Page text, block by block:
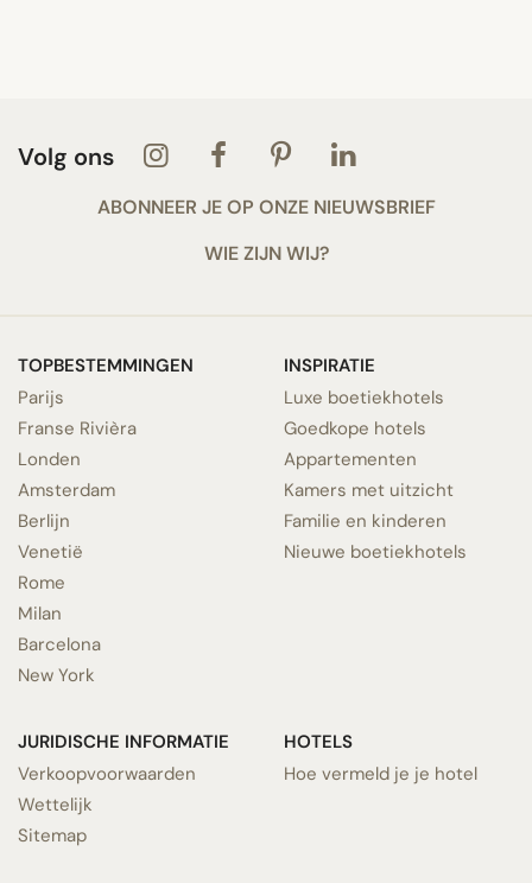
Volg ons
ABONNEER JE OP ONZE NIEUWSBRIEF
WIE ZIJN WIJ?
TOPBESTEMMINGEN
Parijs
Franse Rivièra
Londen
Amsterdam
Berlijn
Venetië
Rome
Milan
Barcelona
New York
INSPIRATIE
Luxe boetiekhotels
Goedkope hotels
Appartementen
Kamers met uitzicht
Familie en kinderen
Nieuwe boetiekhotels
JURIDISCHE INFORMATIE
Verkoopvoorwaarden
Wettelijk
Sitemap
HOTELS
Hoe vermeld je je hotel